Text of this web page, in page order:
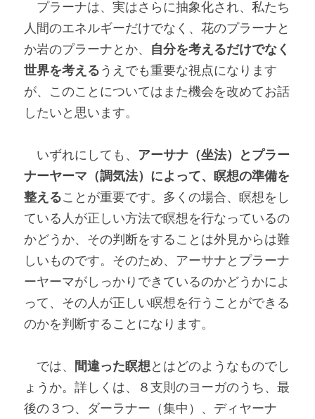
プラーナは、実はさらに抽象化され、私たち
人間のエネルギーだけでなく、花のプラーナと
か岩のプラーナとか、 自分を考えるだけでなく
世界を考えるうえでも重要な視点になります
が、このことについてはまた機会を改めてお話
したいと思います。
いずれにしても、 アーサナ（坐法）とプラー
ナーヤーマ（調気法）によって、瞑想の準備を
整えることが重要です。多くの場合、瞑想をし
ている人が正しい方法で瞑想を行なっているの
かどうか、その判断をすることは外見からは難
しいものです。そのため、アーサナとプラーナ
ーヤーマがしっかりできているのかどうかによ
って、その人が正しい瞑想を行うことができる
のかを判断することになります。
では、 間違った瞑想とはどのようなものでし
ょうか。詳しくは、８支則のヨーガのうち、最
後の３つ、ダーラナー（集中）、ディヤーナ